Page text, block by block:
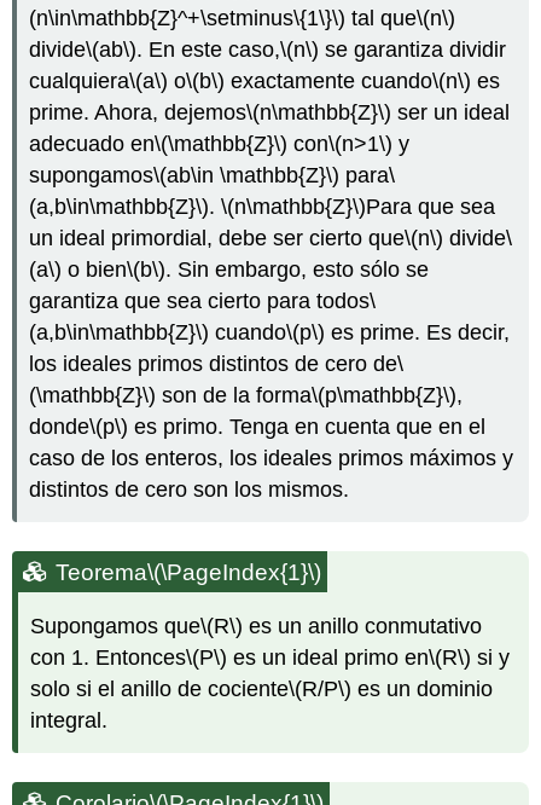
(n\in\mathbb{Z}^+\setminus\{1\}\) tal que\(n\)
divide\(ab\). En este caso,\(n\) se garantiza dividir
cualquiera\(a\) o\(b\) exactamente cuando\(n\) es
prime. Ahora, dejemos\(n\mathbb{Z}\) ser un ideal
adecuado en\(\mathbb{Z}\) con\(n>1\) y
supongamos\(ab\in \mathbb{Z}\) para\
(a,b\in\mathbb{Z}\).\(n\mathbb{Z}\)Para que sea
un ideal primordial, debe ser cierto que\(n\) divide\
(a\) o bien\(b\). Sin embargo, esto sólo se
garantiza que sea cierto para todos\
(a,b\in\mathbb{Z}\) cuando\(p\) es prime. Es decir,
los ideales primos distintos de cero de\
(\mathbb{Z}\) son de la forma\(p\mathbb{Z}\),
donde\(p\) es primo. Tenga en cuenta que en el
caso de los enteros, los ideales primos máximos y
distintos de cero son los mismos.
Teorema\(\PageIndex{1}\)
Supongamos que\(R\) es un anillo conmutativo
con 1. Entonces\(P\) es un ideal primo en\(R\) si y
solo si el anillo de cociente\(R/P\) es un dominio
integral.